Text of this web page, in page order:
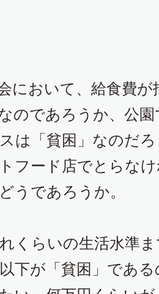
において、給食費
のであろうか、公
は「貧困」なのだ
フード店でとらな
うであろうか。
くらいの生活水準
下が「貧困」であ